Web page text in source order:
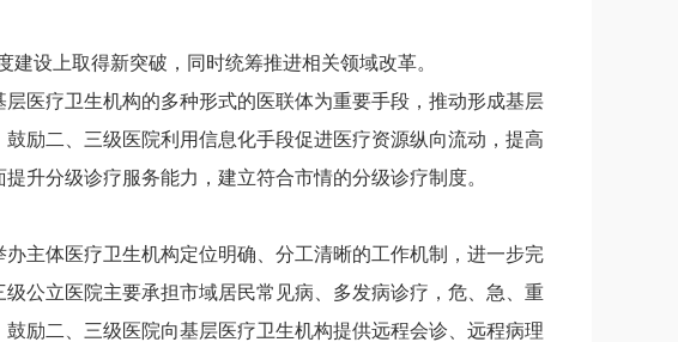
建设上取得新突破，同时统筹推进相关领域改革。
医疗卫生机构的多种形式的医联体为重要手段，推动形成基层
励二、三级医院利用信息化手段促进医疗资源纵向流动，提高
升分级诊疗服务能力，建立符合市情的分级诊疗制度。
主体医疗卫生机构定位明确、分工清晰的工作机制，进一步完
公立医院主要承担市域居民常见病、多发病诊疗，危、急、重
励二、三级医院向基层医疗卫生机构提供远程会诊、远程病理